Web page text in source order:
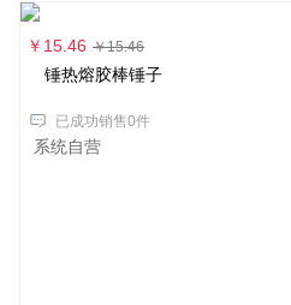
￥15.46 ￥15.46
锤热熔胶棒锤子
已成功销售0件
系统自营